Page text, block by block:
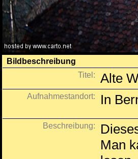
Bildbeschreibung
Titel:
Alte
Aufnahmestandort: In
Beschreibung:
Man